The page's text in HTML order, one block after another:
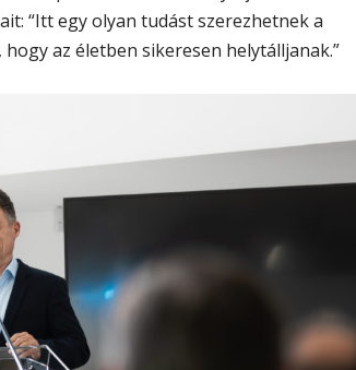
“Itt egy olyan tudást szerezhetnek a
az életben sikeresen helytálljanak.”